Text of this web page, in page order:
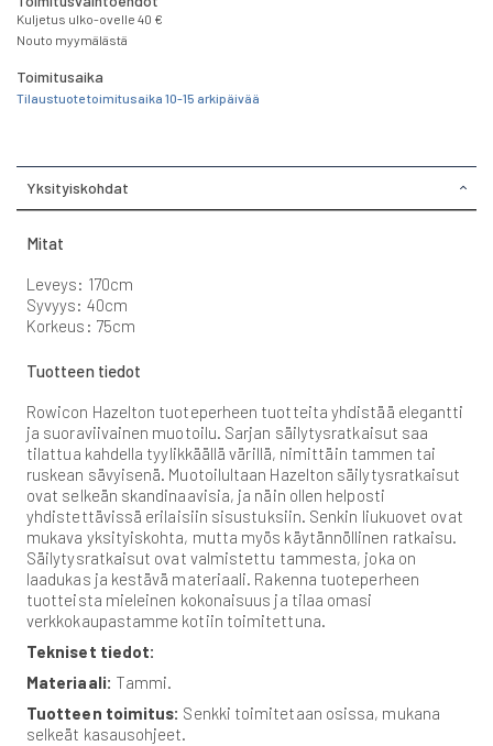
Kuljetus ulko-ovelle 40 €
Nouto myymälästä
Toimitusaika
Tilaustuote toimitusaika 10-15 arkipäivää
Yksityiskohdat
Mitat
Leveys: 170cm
Syvyys: 40cm
Korkeus: 75cm
Tuotteen tiedot
Rowicon Hazelton tuoteperheen tuotteita yhdistää elegantti
ja suoraviivainen muotoilu. Sarjan säilytysratkaisut saa
tilattua kahdella tyylikkäällä värillä, nimittäin tammen tai
ruskean sävyisenä. Muotoilultaan Hazelton säilytysratkaisut
ovat selkeän skandinaavisia, ja näin ollen helposti
yhdistettävissä erilaisiin sisustuksiin. Senkin liukuovet ovat
mukava yksityiskohta, mutta myös käytännöllinen ratkaisu.
Säilytysratkaisut ovat valmistettu tammesta, joka on
laadukas ja kestävä materiaali. Rakenna tuoteperheen
tuotteista mieleinen kokonaisuus ja tilaa omasi
verkkokaupastamme kotiin toimitettuna.
Tekniset tiedot:
Materiaali: Tammi.
Tuotteen toimitus: Senkki toimitetaan osissa, mukana
selkeät kasausohjeet.